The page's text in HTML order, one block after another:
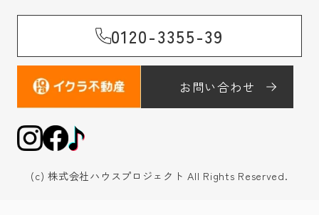
0120-3355-39
お問い合わせ
(c) 株式会社ハウスプロジェクト All Rights Reserved.